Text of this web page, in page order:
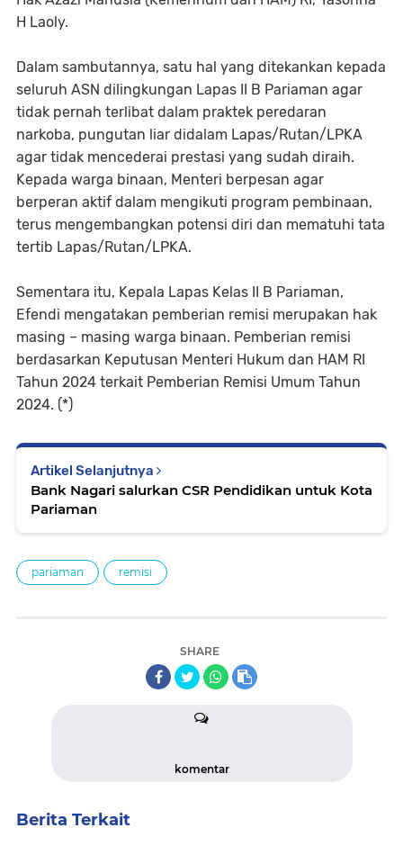
H Laoly.
Dalam sambutannya, satu hal yang ditekankan kepada
seluruh ASN dilingkungan Lapas II B Pariaman agar
tidak pernah terlibat dalam praktek peredaran
narkoba, pungutan liar didalam Lapas/Rutan/LPKA
agar tidak mencederai prestasi yang sudah diraih.
Kepada warga binaan, Menteri berpesan agar
berperan aktif dalam mengikuti program pembinaan,
terus mengembangkan potensi diri dan mematuhi tata
tertib Lapas/Rutan/LPKA.
Sementara itu, Kepala Lapas Kelas II B Pariaman,
Efendi mengatakan pemberian remisi merupakan hak
masing – masing warga binaan. Pemberian remisi
berdasarkan Keputusan Menteri Hukum dan HAM RI
Tahun 2024 terkait Pemberian Remisi Umum Tahun
2024. (*)
Artikel Selanjutnya
Bank Nagari salurkan CSR Pendidikan untuk Kota
Pariaman
pariaman remisi
SHARE
komentar
Berita Terkait